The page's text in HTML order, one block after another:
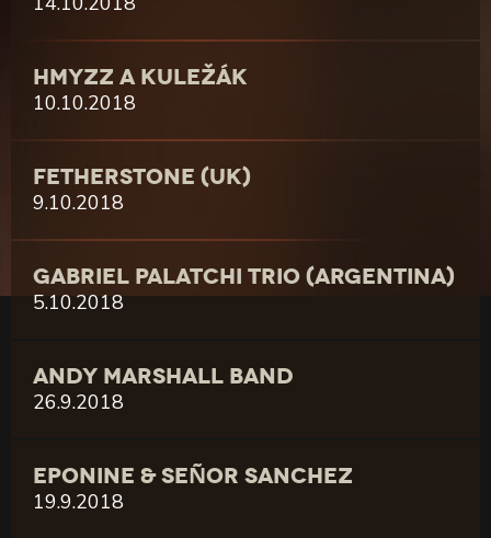
HMYZZ A KULEŽÁK
10.10.2018
FETHERSTONE (UK)
9.10.2018
GABRIEL PALATCHI TRIO (ARGENTINA)
5.10.2018
ANDY MARSHALL BAND
26.9.2018
EPONINE & SEÑOR SANCHEZ
19.9.2018